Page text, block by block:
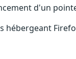
d'un
hébergeant